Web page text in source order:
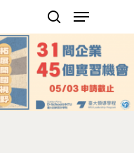
關閉跳窗